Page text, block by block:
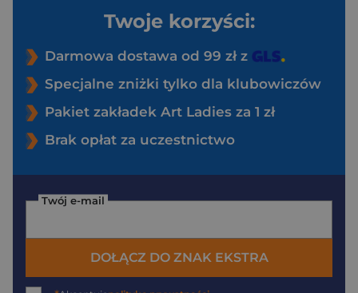
Twoje korzyści:
Darmowa dostawa od 99 zł z
Specjalne zniżki tylko dla klubowiczów
Pakiet zakładek Art Ladies za 1 zł
Brak opłat za uczestnictwo
Twój e-mail
DOŁĄCZ DO ZNAK EKSTRA